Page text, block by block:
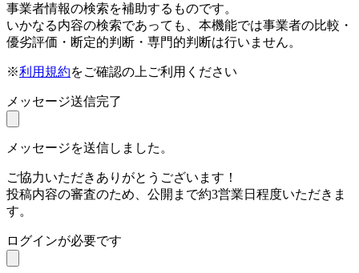
事業者情報の検索を補助するものです。
いかなる内容の検索であっても、本機能では事業者の比較・
優劣評価・断定的判断・専門的判断は行いません。
※利用規約をご確認の上ご利用ください
メッセージ送信完了
メッセージを送信しました。
ご協力いただきありがとうございます！
投稿内容の審査のため、公開まで約3営業日程度いただきま
す。
ログインが必要です